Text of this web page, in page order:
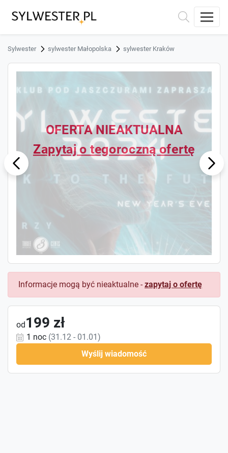
Sylwester sylwester Małopolska sylwester Kraków
Previ
ous
OFERTA NIEAKTUALNA
Zapytaj o tegoroczną ofertę
Next
Informacje mogą być nieaktualne - zapytaj o ofertę
od199 zł
1 noc (31.12 - 01.01)
Wyślij wiadomość